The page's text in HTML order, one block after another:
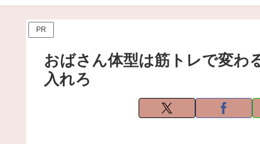
PR
おばさん体型は筋トレで変わ
入れろ